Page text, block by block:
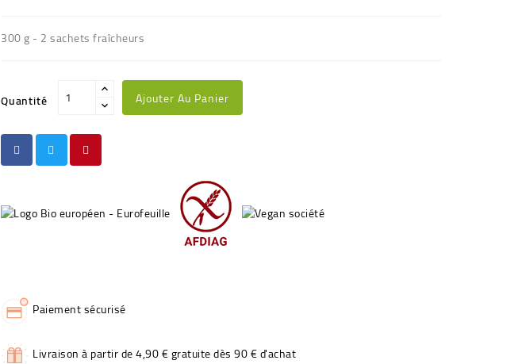
300 g - 2 sachets fraîcheurs
Quantité Ajouter Au Panier
Paiement sécurisé
Livraison à partir de 4,90 € gratuite dès 90 € d'achat